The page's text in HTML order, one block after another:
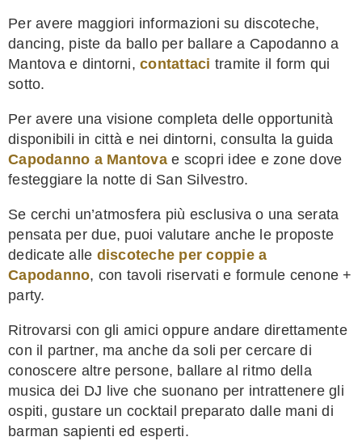
Per avere maggiori informazioni su discoteche,
dancing, piste da ballo per ballare a Capodanno a
Mantova e dintorni, contattaci tramite il form qui
sotto.
Per avere una visione completa delle opportunità
disponibili in città e nei dintorni, consulta la guida
Capodanno a Mantovae scopri idee e zone dove
festeggiare la notte di San Silvestro.
Se cerchi un’atmosfera più esclusiva o una serata
pensata per due, puoi valutare anche le proposte
dedicate alle discoteche per coppie a
Capodanno, con tavoli riservati e formule cenone +
party.
Ritrovarsi con gli amici oppure andare direttamente
con il partner, ma anche da soli per cercare di
conoscere altre persone, ballare al ritmo della
musica dei DJ live che suonano per intrattenere gli
ospiti, gustare un cocktail preparato dalle mani di
barman sapienti ed esperti.